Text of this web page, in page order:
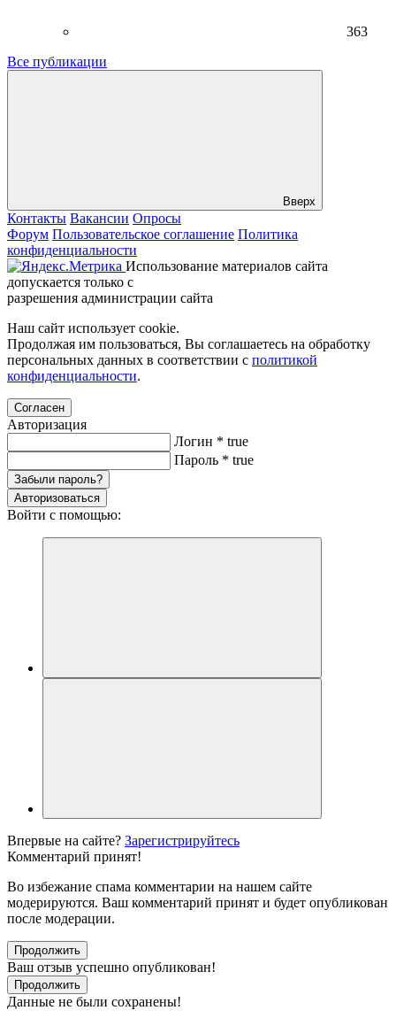
363
Все публикации
Вверх
Контакты Вакансии Опросы
Форум Пользовательское соглашение Политика
конфиденциальности
Использование материалов сайта
допускается только с
разрешения администрации сайта
Наш сайт использует cookie.
Продолжая им пользоваться, Вы соглашаетесь на обработку
персональных данных в соответствии с политикой
конфиденциальности.
Согласен
Авторизация
Логин * true
Пароль * true
Забыли пароль?
Авторизоваться
Войти с помощью:
Впервые на сайте? Зарегистрируйтесь
Комментарий принят!
Во избежание спама комментарии на нашем сайте
модерируются. Ваш комментарий принят и будет опубликован
после модерации.
Продолжить
Ваш отзыв успешно опубликован!
Продолжить
Данные не были сохранены!